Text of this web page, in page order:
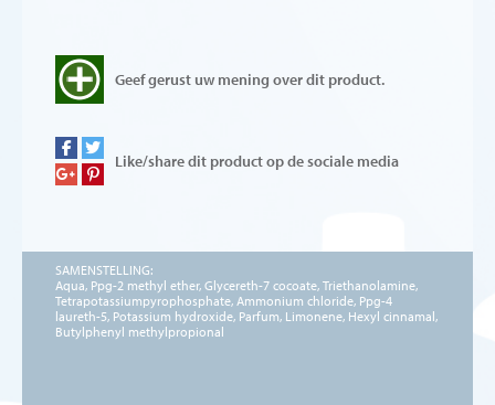
Geef gerust uw mening over dit product.
Like/share dit product op de sociale media
SAMENSTELLING:
Aqua, Ppg-2 methyl ether, Glycereth-7 cocoate, Triethanolamine,
Tetrapotassiumpyrophosphate, Ammonium chloride, Ppg-4
laureth-5, Potassium hydroxide, Parfum, Limonene, Hexyl cinnamal,
Butylphenyl methylpropional